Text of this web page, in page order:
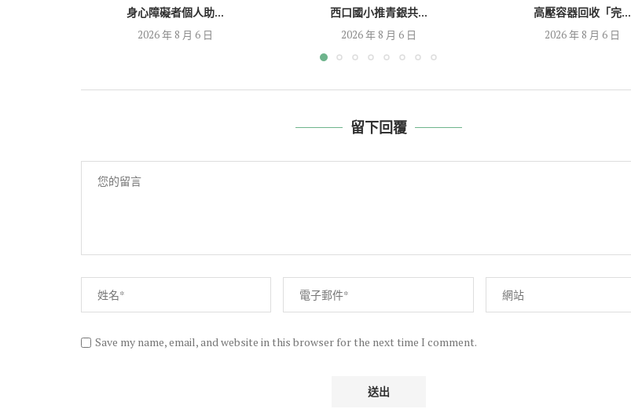
身心障礙者個人助...
2026 年 8 月 6 日
西口國小推青銀共...
2026 年 8 月 6 日
高壓容器回收「完...
2026 年 8 月 6 日
留下回覆
Save my name, email, and website in this browser for the next time I comment.